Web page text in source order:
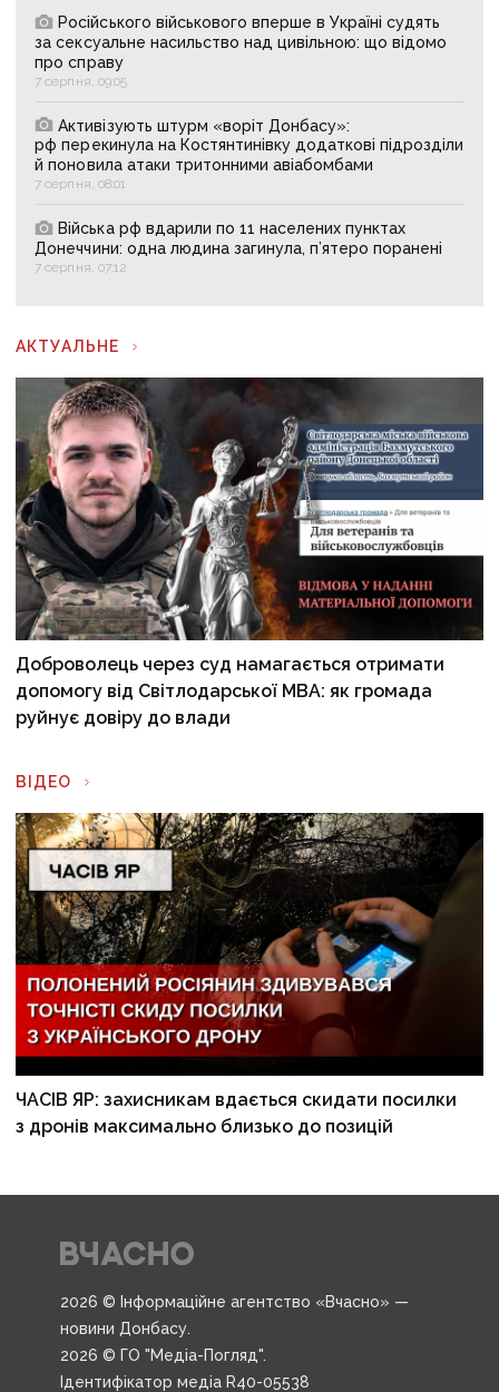
Російського військового вперше в Україні судять
за сексуальне насильство над цивільною: що відомо
про справу
7 серпня, 09:05
Активізують штурм «воріт Донбасу»:
рф перекинула на Костянтинівку додаткові підрозділи
й поновила атаки тритонними авіабомбами
7 серпня, 08:01
Війська рф вдарили по 11 населених пунктах
Донеччини: одна людина загинула, п’ятеро поранені
7 серпня, 07:12
АКТУАЛЬНЕ
Доброволець через суд намагається отримати
допомогу від Світлодарської МВА: як громада
руйнує довіру до влади
ВІДЕО
ЧАСІВ ЯР: захисникам вдається скидати посилки
з дронів максимально близько до позицій
2026 © Інформаційне агентство «Вчасно» —
новини Донбасу.
2026 © ГО "Медіа-Погляд".
Ідентифікатор медіа R40-05538